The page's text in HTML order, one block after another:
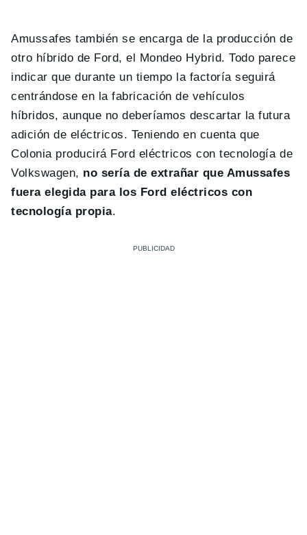
Amussafes también se encarga de la producción de
otro híbrido de Ford, el Mondeo Hybrid. Todo parece
indicar que durante un tiempo la factoría seguirá
centrándose en la fabricación de vehículos
híbridos, aunque no deberíamos descartar la futura
adición de eléctricos. Teniendo en cuenta que
Colonia producirá Ford eléctricos con tecnología de
Volkswagen, no sería de extrañar que Amussafes
fuera elegida para los Ford eléctricos con
tecnología propia.